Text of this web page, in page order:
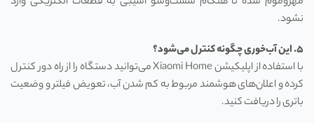
نشود.
۵. این آب‌خوری چگونه کنترل می‌شود؟
با استفاده از اپلیکیشن Xiaomi Home می‌توانید دستگاه را از راه دور کنترل
کرده و اعلان‌های هوشمند مربوط به کم شدن آب، تعویض فیلتر و وضعیت
باتری را دریافت کنید.